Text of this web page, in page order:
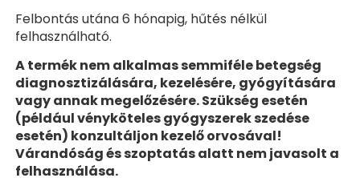
Felbontás utána 6 hónapig, hűtés nélkül
felhasználható.
A termék nem alkalmas semmiféle betegség
diagnosztizálására, kezelésére, gyógyítására
vagy annak megelőzésére. Szükség esetén
(például vényköteles gyógyszerek szedése
esetén) konzultáljon kezelő orvosával!
Várandóság és szoptatás alatt nem javasolt a
felhasználása.